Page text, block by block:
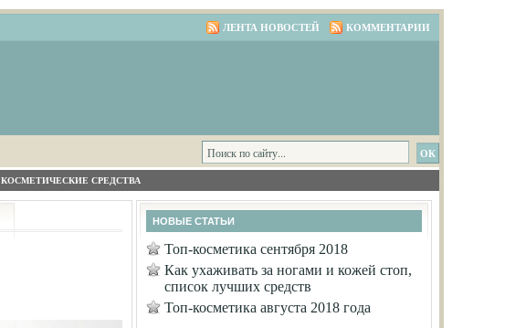
ЛЕНТА НОВОСТЕЙ КОММЕНТАРИИ
КОСМЕТИЧЕСКИЕ СРЕДСТВА
НОВЫЕ СТАТЬИ
Топ-косметика сентября 2018
Как ухаживать за ногами и кожей стоп,
список лучших средств
Топ-косметика августа 2018 года